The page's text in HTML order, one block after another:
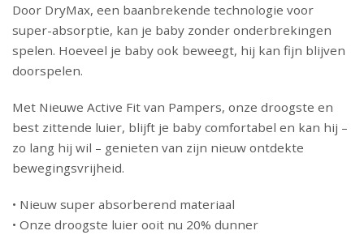
Door DryMax, een baanbrekende technologie voor
super-absorptie, kan je baby zonder onderbrekingen
spelen. Hoeveel je baby ook beweegt, hij kan fijn blijven
doorspelen.
Met Nieuwe Active Fit van Pampers, onze droogste en
best zittende luier, blijft je baby comfortabel en kan hij –
zo lang hij wil – genieten van zijn nieuw ontdekte
bewegingsvrijheid.
• Nieuw super absorberend materiaal
• Onze droogste luier ooit nu 20% dunner